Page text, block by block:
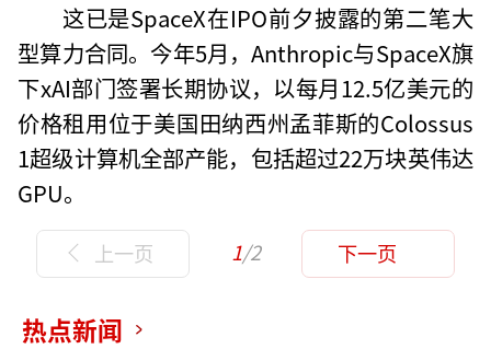
这已是SpaceX在IPO前夕披露的第二笔大
型算力合同。今年5月，Anthropic与SpaceX旗
下xAI部门签署长期协议，以每月12.5亿美元的
价格租用位于美国田纳西州孟菲斯的Colossus
1超级计算机全部产能，包括超过22万块英伟达
GPU。
上一页 1/2 下一页
热点新闻